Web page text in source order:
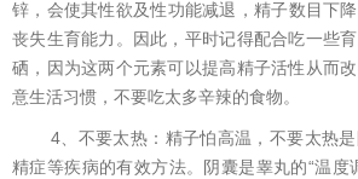
锌，会使其性欲及性功能减退，精子数目下
丧失生育能力。因此，平时记得配合吃一些
硒，因为这两个元素可以提高精子活性从而
意生活习惯，不要吃太多辛辣的食物。
4、不要太热：精子怕高温，不要太热
精症等疾病的有效方法。阴囊是睾丸的“温度